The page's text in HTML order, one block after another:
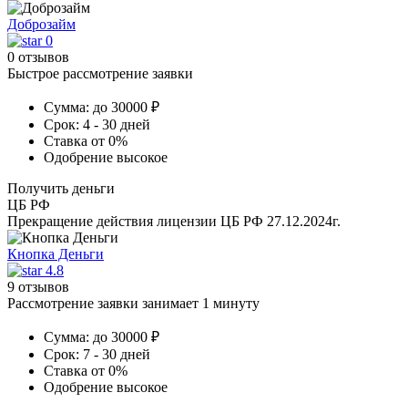
Доброзайм
0
0 отзывов
Быстрое рассмотрение заявки
Сумма: до 30000 ₽
Срок: 4 - 30 дней
Ставка от 0%
Одобрение высокое
Получить деньги
ЦБ РФ
Прекращение действия лицензии ЦБ РФ 27.12.2024г.
Кнопка Деньги
4.8
9 отзывов
Рассмотрение заявки занимает 1 минуту
Сумма: до 30000 ₽
Срок: 7 - 30 дней
Ставка от 0%
Одобрение высокое